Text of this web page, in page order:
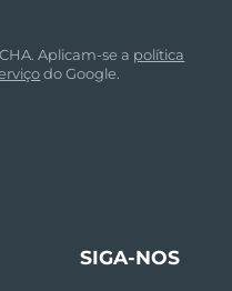
Aplicam-se a política
do Google.
SIGA-NOS